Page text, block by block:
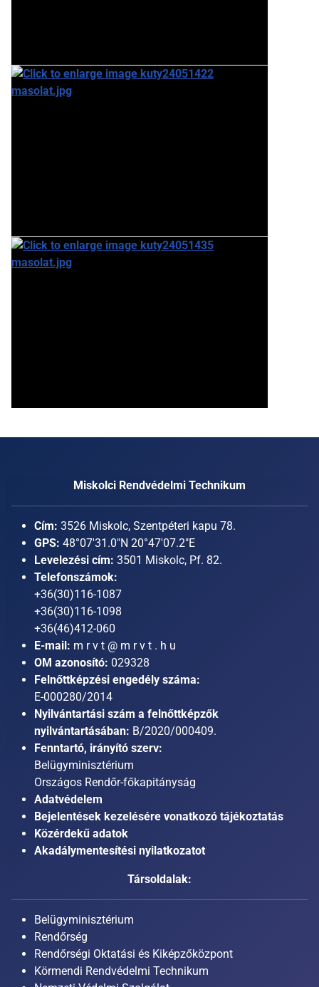
Miskolci Rendvédelmi Technikum
Cím: 3526 Miskolc, Szentpéteri kapu 78.
GPS: 48°07'31.0"N 20°47'07.2"E
Levelezési cím: 3501 Miskolc, Pf. 82.
Telefonszámok:
+36(30)116-1087
+36(30)116-1098
+36(46)412-060
E-mail: m r v t @ m r v t . h u
OM azonosító: 029328
Felnőttképzési engedély száma:
E-000280/2014
Nyilvántartási szám a felnőttképzők
nyilvántartásában: B/2020/000409.
Fenntartó, irányító szerv:
Belügyminisztérium
Országos Rendőr-főkapitányság
Adatvédelem
Bejelentések kezelésére vonatkozó tájékoztatás
Közérdekű adatok
Akadálymentesítési nyilatkozatot
Társoldalak:
Belügyminisztérium
Rendőrség
Rendőrségi Oktatási és Kiképzőközpont
Körmendi Rendvédelmi Technikum